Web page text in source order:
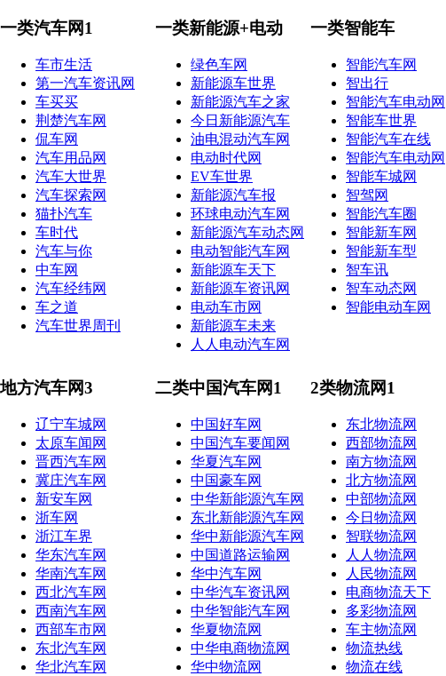
一类汽车网1
车市生活
第一汽车资讯网
车买买
荆楚汽车网
侃车网
汽车用品网
汽车大世界
汽车探索网
猫扑汽车
车时代
汽车与你
中车网
汽车经纬网
车之道
汽车世界周刊
一类新能源+电动
绿色车网
新能源车世界
新能源汽车之家
今日新能源汽车
油电混动汽车网
电动时代网
EV车世界
新能源汽车报
环球电动汽车网
新能源汽车动态网
电动智能汽车网
新能源车天下
新能源车资讯网
电动车市网
新能源车未来
人人电动汽车网
一类智能车
智能汽车网
智出行
智能汽车电动网
智能车世界
智能汽车在线
智能汽车电动网
智能车城网
智驾网
智能汽车圈
智能新车网
智能新车型
智车讯
智车动态网
智能电动车网
地方汽车网3
辽宁车城网
太原车闻网
晋西汽车网
冀庄汽车网
新安车网
浙车网
浙江车界
华东汽车网
华南汽车网
西北汽车网
西南汽车网
西部车市网
东北汽车网
华北汽车网
二类中国汽车网1
中国好车网
中国汽车要闻网
华夏汽车网
中国豪车网
中华新能源汽车网
东北新能源汽车网
华中新能源汽车网
中国道路运输网
华中汽车网
中华汽车资讯网
中华智能汽车网
华夏物流网
中华电商物流网
华中物流网
2类物流网1
东北物流网
西部物流网
南方物流网
北方物流网
中部物流网
今日物流网
智联物流网
人人物流网
人民物流网
电商物流天下
多彩物流网
车主物流网
物流热线
物流在线